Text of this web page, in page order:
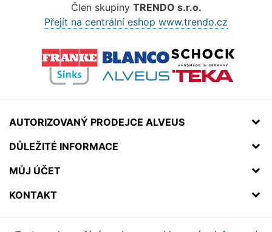
Člen skupiny TRENDO s.r.o.
Přejít na centrální eshop www.trendo.cz
AUTORIZOVANÝ PRODEJCE ALVEUS
DŮLEŽITÉ INFORMACE
MŮJ ÚČET
KONTAKT